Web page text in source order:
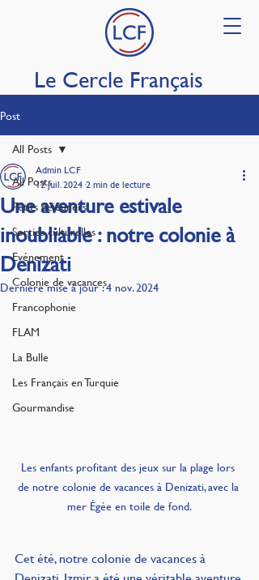
Le Cercle Français
Post
All Posts
Petits déjeuners
Sorties culturelles
Evénement
Colonie de vacances
Francophonie
FLAM
La Bulle
Les Français en Turquie
Gourmandise
All Posts
Une aventure estivale
inoubliable : notre colonie à
Denizati
Admin LCF
12 juil. 2024 2 min de lecture
Dernière mise à jour :4 nov. 2024
Les enfants profitant des jeux sur la plage lors
de notre colonie de vacances à Denizati, avec la
mer Égée en toile de fond.
Cet été, notre colonie de vacances à